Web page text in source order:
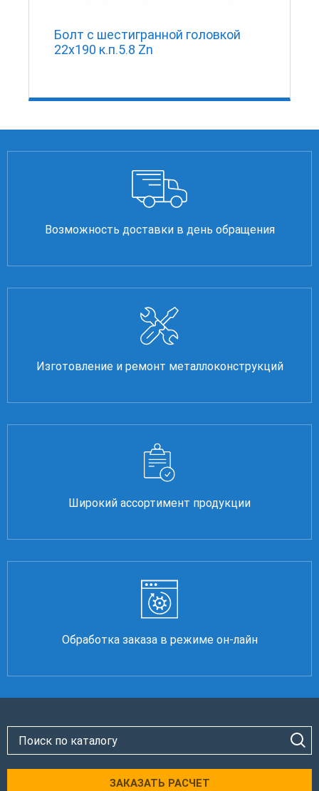
Болт с шестигранной головкой
22х190 к.п.5.8 Zn
Возможность доставки в день обращения
Изготовление и ремонт металлоконструкций
Широкий ассортимент продукции
Обработка заказа в режиме он-лайн
ЗАКАЗАТЬ РАСЧЕТ